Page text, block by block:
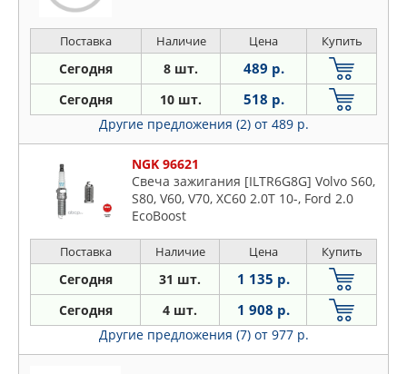
Поставка Наличие Цена Купить
Сегодня 8 шт. 489 р.
Сегодня 10 шт. 518 р.
Другие предложения (2) от 489 р.
NGK 96621
Свеча зажигания [ILTR6G8G] Volvo S60,
S80, V60, V70, XC60 2.0T 10-, Ford 2.0
EcoBoost
Поставка Наличие Цена Купить
Сегодня 31 шт. 1 135 р.
Сегодня 4 шт. 1 908 р.
Другие предложения (7) от 977 р.